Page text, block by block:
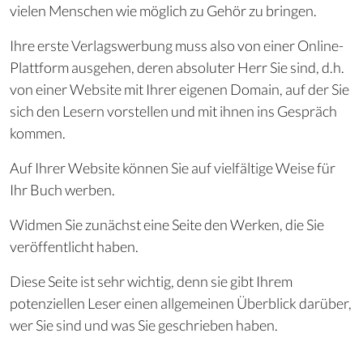
vielen Menschen wie möglich zu Gehör zu bringen.
Ihre erste Verlagswerbung muss also von einer Online-
Plattform ausgehen, deren absoluter Herr Sie sind, d.h.
von einer Website mit Ihrer eigenen Domain, auf der Sie
sich den Lesern vorstellen und mit ihnen ins Gespräch
kommen.
Auf Ihrer Website können Sie auf vielfältige Weise für
Ihr Buch werben.
Widmen Sie zunächst eine Seite den Werken, die Sie
veröffentlicht haben.
Diese Seite ist sehr wichtig, denn sie gibt Ihrem
potenziellen Leser einen allgemeinen Überblick darüber,
wer Sie sind und was Sie geschrieben haben.